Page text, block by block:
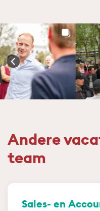
Andere
team
Sales- en